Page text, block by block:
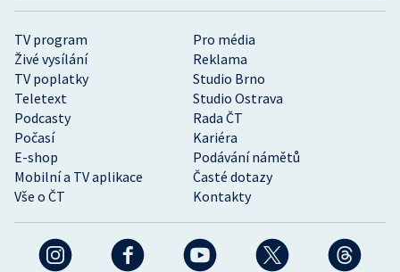
TV program
Pro média
Živé vysílání
Reklama
TV poplatky
Studio Brno
Teletext
Studio Ostrava
Podcasty
Rada ČT
Počasí
Kariéra
E-shop
Podávání námětů
Mobilní a TV aplikace
Časté dotazy
Vše o ČT
Kontakty